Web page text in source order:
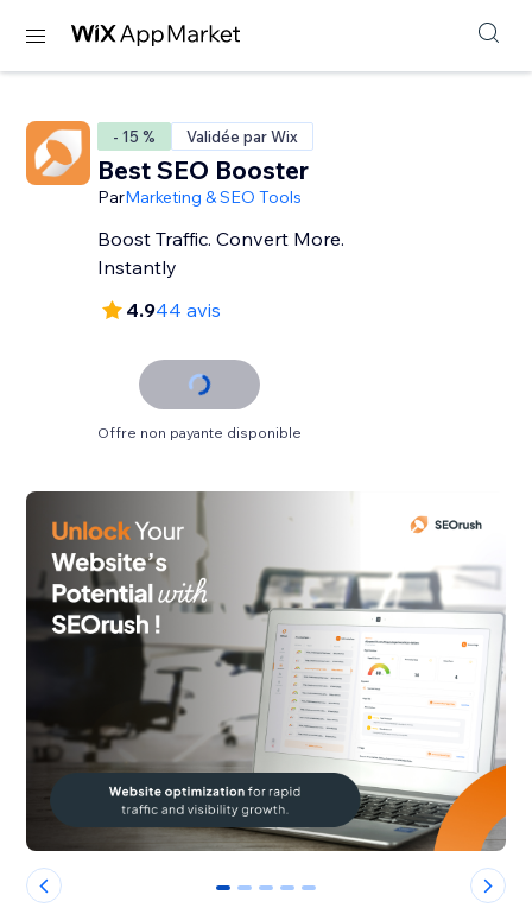
- 15 % Validée par Wix
Best SEO Booster
ParMarketing & SEO Tools
Boost Traffic. Convert More.
Instantly
4.944 avis
Offre non payante disponible
0 1 2 3 4